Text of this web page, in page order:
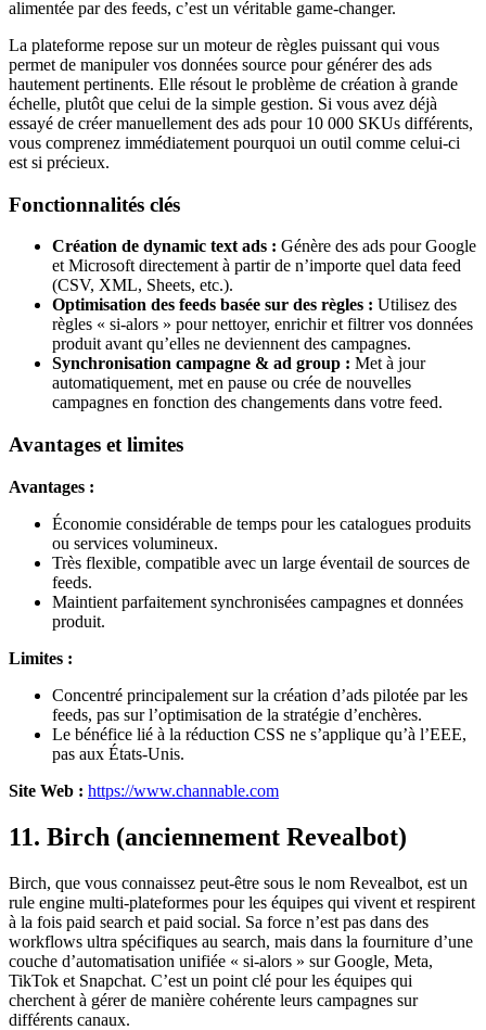
alimentée par des feeds, c’est un véritable game-changer.
La plateforme repose sur un moteur de règles puissant qui vous
permet de manipuler vos données source pour générer des ads
hautement pertinents. Elle résout le problème de création à grande
échelle, plutôt que celui de la simple gestion. Si vous avez déjà
essayé de créer manuellement des ads pour 10 000 SKUs différents,
vous comprenez immédiatement pourquoi un outil comme celui-ci
est si précieux.
Fonctionnalités clés
Création de dynamic text ads : Génère des ads pour Google
et Microsoft directement à partir de n’importe quel data feed
(CSV, XML, Sheets, etc.).
Optimisation des feeds basée sur des règles : Utilisez des
règles « si-alors » pour nettoyer, enrichir et filtrer vos données
produit avant qu’elles ne deviennent des campagnes.
Synchronisation campagne & ad group : Met à jour
automatiquement, met en pause ou crée de nouvelles
campagnes en fonction des changements dans votre feed.
Avantages et limites
Avantages :
Économie considérable de temps pour les catalogues produits
ou services volumineux.
Très flexible, compatible avec un large éventail de sources de
feeds.
Maintient parfaitement synchronisées campagnes et données
produit.
Limites :
Concentré principalement sur la création d’ads pilotée par les
feeds, pas sur l’optimisation de la stratégie d’enchères.
Le bénéfice lié à la réduction CSS ne s’applique qu’à l’EEE,
pas aux États-Unis.
Site Web : https://www.channable.com
11. Birch (anciennement Revealbot)
Birch, que vous connaissez peut-être sous le nom Revealbot, est un
rule engine multi-plateformes pour les équipes qui vivent et respirent
à la fois paid search et paid social. Sa force n’est pas dans des
workflows ultra spécifiques au search, mais dans la fourniture d’une
couche d’automatisation unifiée « si-alors » sur Google, Meta,
TikTok et Snapchat. C’est un point clé pour les équipes qui
cherchent à gérer de manière cohérente leurs campagnes sur
différents canaux.